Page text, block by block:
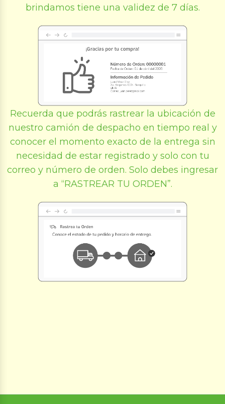
brindamos tiene una validez de 7 días.
Recuerda que podrás rastrear la ubicación de
nuestro camión de despacho en tiempo real y
conocer el momento exacto de la entrega sin
necesidad de estar registrado y solo con tu
correo y número de orden. Solo debes ingresar
a “RASTREAR TU ORDEN”.